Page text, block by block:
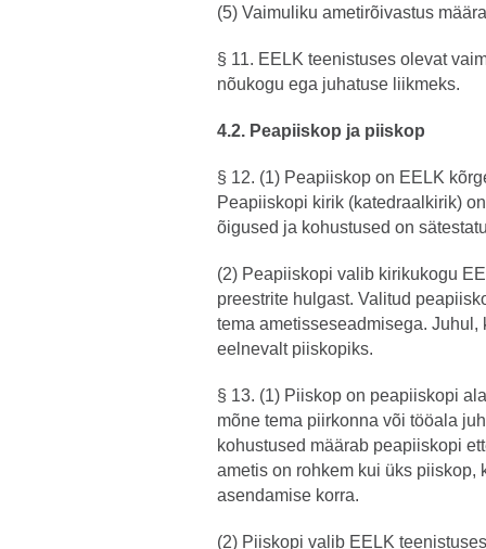
(5) Vaimuliku ametirõivastus
§ 11. EELK teenistuses olevat
nõukogu ega juhatuse liikmeks.
4.2. Peapiiskop ja piiskop
§ 12. (1) Peapiiskop on EELK
Peapiiskopi kirik (katedraalkirik)
õigused ja kohustused on
(2) Peapiiskopi valib kirikukogu
preestrite hulgast. Valitud
tema ametisseseadmisega.
eelnevalt piiskopiks.
§ 13. (1) Piiskop on peapiiskopi
mõne tema piirkonna või tööala
kohustused määrab peapiiskopi
ametis on rohkem kui üks
asendamise korra.
(2) Piiskopi valib EELK